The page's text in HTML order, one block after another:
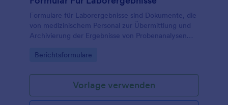
Formulare für Laborergebnisse sind Dokumente, die
von medizinischem Personal zur Übermittlung und
Archivierung der Ergebnisse von Probenanalysen
Go to Category:
Berichtsformulare
Vorlage verwenden